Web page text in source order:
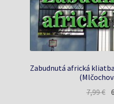
Zabudnutá africká
7,99€